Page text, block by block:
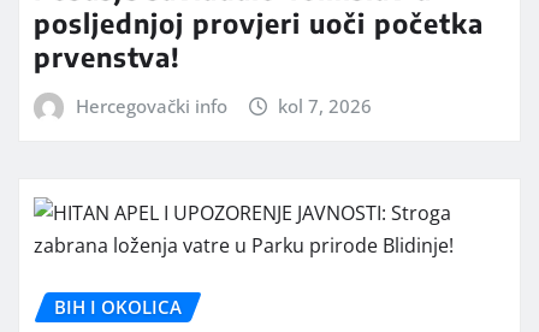
posljednjoj provjeri uoči početka
prvenstva!
Hercegovački info kol 7, 2026
BIH I OKOLICA